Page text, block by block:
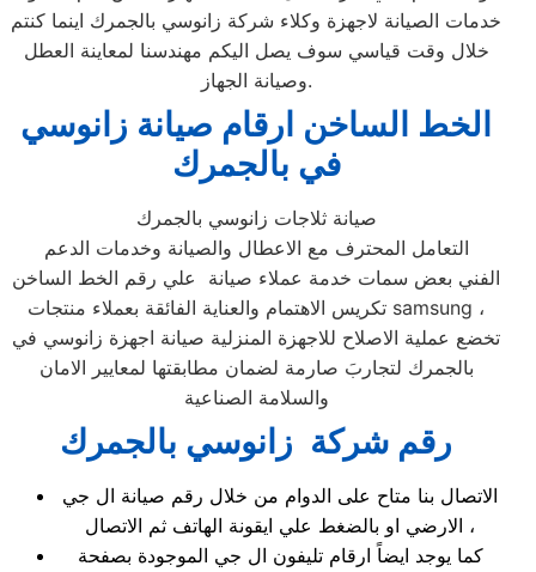
خدمات الصيانة لاجهزة وكلاء شركة زانوسي بالجمرك اينما كنتم
خلال وقت قياسي سوف يصل اليكم مهندسنا لمعاينة العطل
وصيانة الجهاز.
الخط الساخن ارقام صيانة زانوسي
في بالجمرك
صيانة ثلاجات زانوسي بالجمرك
التعامل المحترف مع الاعطال والصيانة وخدمات الدعم
الفني بعض سمات خدمة عملاء صيانة علي رقم الخط الساخن
تكريس الاهتمام والعناية الفائقة بعملاء منتجات samsung ،
تخضع عملية الاصلاح للاجهزة المنزلية صيانة اجهزة زانوسي في
بالجمرك لتجاربَ صارمة لضمان مطابقتها لمعايير الامان
والسلامة الصناعية
رقم شركة زانوسي بالجمرك
الاتصال بنا متاح على الدوام من خلال رقم صيانة ال جي
الارضي او بالضغط علي ايقونة الهاتف ثم الاتصال ،
كما يوجد ايضاً ارقام تليفون ال جي الموجودة بصفحة